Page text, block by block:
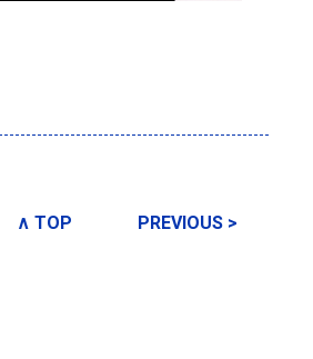
∧ TOP PREVIOUS >